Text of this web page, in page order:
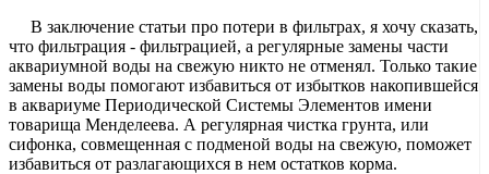
В заключение статьи про потери в фильтрах, я хочу сказать,
что фильтрация - фильтрацией, а регулярные замены части
аквариумной воды на свежую никто не отменял. Только такие
замены воды помогают избавиться от избытков накопившейся
в аквариуме Периодической Системы Элементов имени
товарища Менделеева. А регулярная чистка грунта, или
сифонка, совмещенная с подменой воды на свежую, поможет
избавиться от разлагающихся в нем остатков корма.